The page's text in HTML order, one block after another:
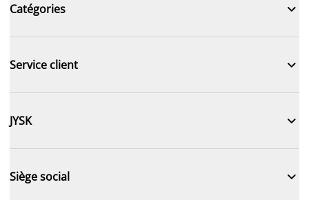
Catégories 
Service client 
JYSK 
Siège social 